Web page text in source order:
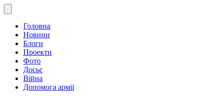
Головна
Новини
Блоги
Проекти
Фото
Досьє
Війна
Допомога армії